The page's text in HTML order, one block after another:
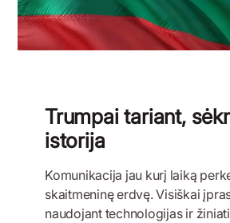
Trumpai tariant,
istorija
Komunikacija jau kurį laiką
skaitmeninę erdvę. Visiškai
naudojant technologijas ir